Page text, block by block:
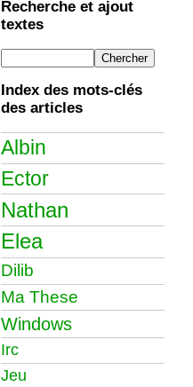
Recherche et ajout
textes
Index des mots-clés
des articles
Albin
Ector
Nathan
Elea
Dilib
Ma These
Windows
Irc
Jeu